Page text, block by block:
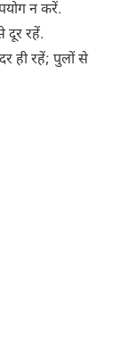
न करें.
दूर रहें.
ही रहें; पुलों से